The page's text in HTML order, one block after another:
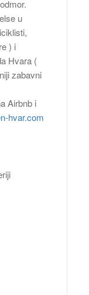
u
) i
Hvara (
zabavni
Airbnb i
hvar.com